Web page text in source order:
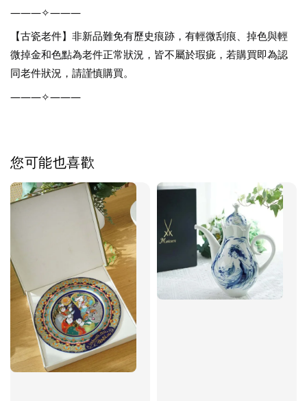
———✧———
【古瓷老件】非新品難免有歷史痕跡，有輕微刮痕、掉色與輕
微掉金和色點為老件正常狀況，皆不屬於瑕疵，若購買即為認
同老件狀況，請謹慎購買。
———✧———
您可能也喜歡